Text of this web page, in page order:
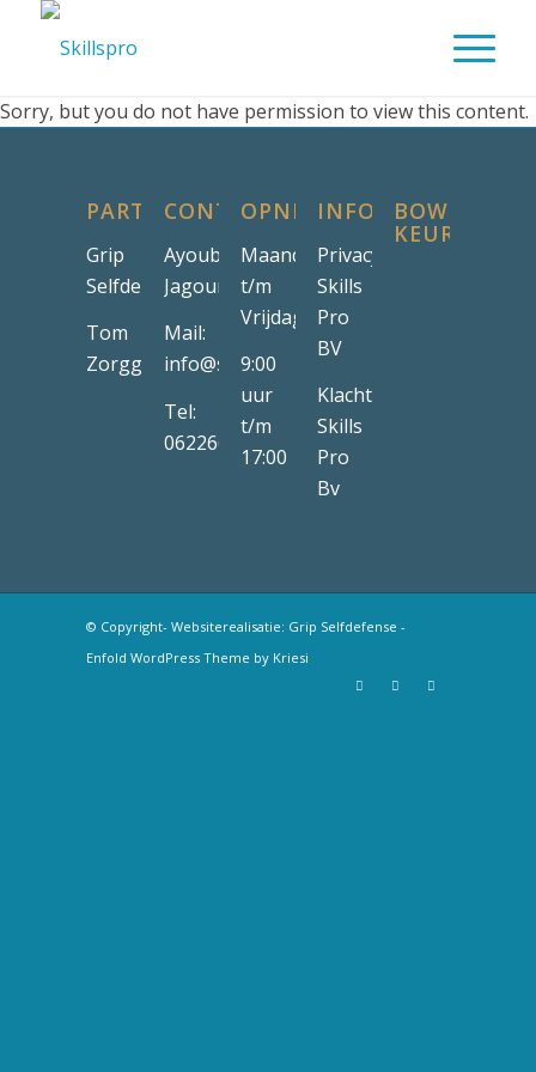
Sorry, but you do not have permission to view this content.
PARTNERS
Grip
Selfdefense
Tom
Zorggroep
CONTACT
Ayoub
Jagour
Mail:
info@skillspro.nl
Tel:
0622665374
OPNENINGSTIJDEN
Maandag
t/m
Vrijdag
9:00
uur
t/m
17:00
INFORMATIE
Privacyreglement
Skills
Pro
BV
Klachtenregelement
Skills
Pro
Bv
BOW
KEURMERK
© Copyright- Websiterealisatie: Grip Selfdefense -
Enfold WordPress Theme by Kriesi